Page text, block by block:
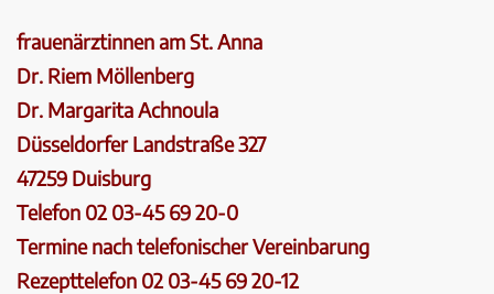
frauenärztinnen am St. Anna
Dr. Riem Möllenberg
Dr. Margarita Achnoula
Düsseldorfer Landstraße 327
47259 Duisburg
Telefon 02 03-45 69 20-0
Termine nach telefonischer Vereinbarung
Rezepttelefon 02 03-45 69 20-12